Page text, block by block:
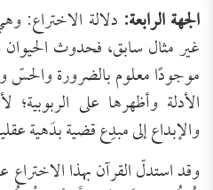
الجهة الرابعة: دلالة الاختراع:
غير مثال سابق، فحدوث الحيوان
موجودًا معلوم بالضرورة والحسّ
الأدلة وأظهرها على
والإبداع إلى مبدِع قضية بدَهية
وقد استدلّ القرآن بهذا الاختراع